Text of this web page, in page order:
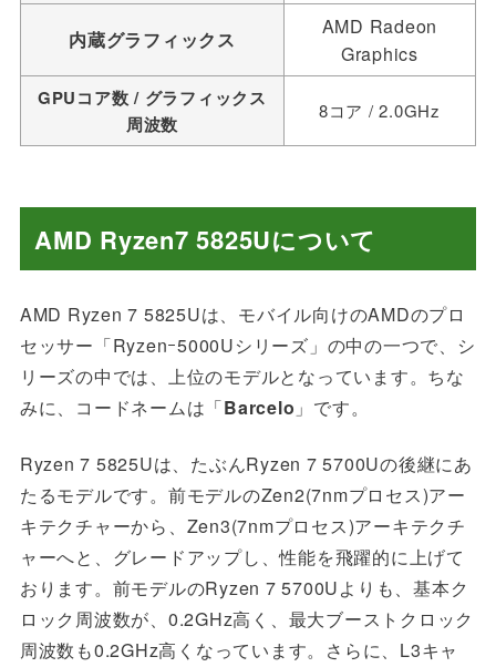
内蔵グラフィックス
AMD Radeon
Graphics
GPUコア数 / グラフィックス
周波数
8コア / 2.0GHz
AMD Ryzen7 5825Uについて
AMD Ryzen 7 5825Uは、モバイル向けのAMDのプロ
セッサー「Ryzenｰ5000Uシリーズ」の中の一つで、シ
リーズの中では、上位のモデルとなっています。ちな
みに、コードネームは「Barcelo 」です。
Ryzen 7 5825Uは、たぶんRyzen 7 5700Uの後継にあ
たるモデルです。前モデルのZen2(7nmプロセス)アー
キテクチャーから、Zen3(7nmプロセス)アーキテクチ
ャーへと、グレードアップし、性能を飛躍的に上げて
おります。前モデルのRyzen 7 5700Uよりも、基本ク
ロック周波数が、0.2GHz高く、最大ブーストクロック
周波数も0.2GHz高くなっています。さらに、L3キャ